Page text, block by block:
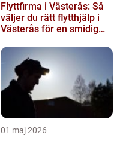
Flyttfirma i Västerås: Så
väljer du rätt flytthjälp i
Västerås för en smidig
01 maj 2026